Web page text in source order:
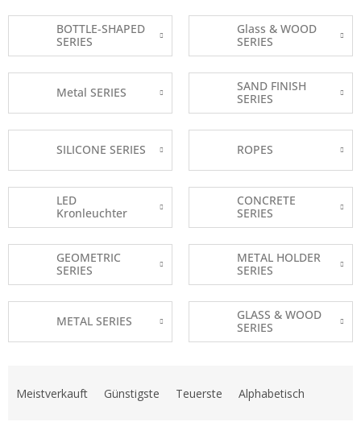
BOTTLE-SHAPED
SERIES
Glass & WOOD
SERIES
Metal SERIES
SAND FINISH
SERIES
SILICONE SERIES ROPES
LED
Kronleuchter
CONCRETE
SERIES
GEOMETRIC
SERIES
METAL HOLDER
SERIES
METAL SERIES
GLASS & WOOD
SERIES
Meistverkauft Günstigste Teuerste Alphabetisch